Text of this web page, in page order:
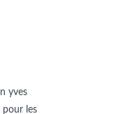
yves
les